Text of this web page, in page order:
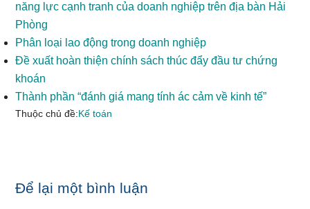
năng lực cạnh tranh của doanh nghiệp trên địa bàn Hải
Phòng
Phân loại lao động trong doanh nghiệp
Đề xuất hoàn thiện chính sách thúc đẩy đầu tư chứng
khoán
Thành phần “đánh giá mang tính ác cảm về kinh tế”
Thuộc chủ đề:Kế toán
Reader
Để lại một bình luận